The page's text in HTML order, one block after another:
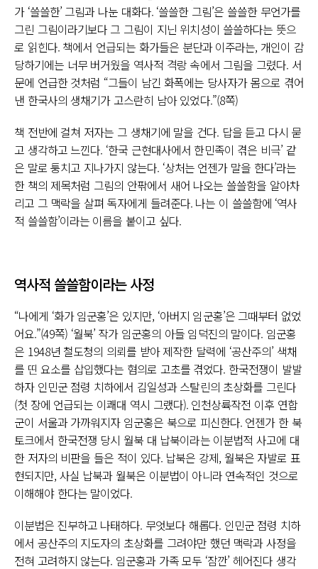
가 ‘쓸쓸한’ 그림과 나눈 대화다. ‘쓸쓸한 그림’은 쓸쓸한 무언가를
그린 그림이라기보다 그 그림이 지닌 위치성이 쓸쓸하다는 뜻으
로 읽힌다. 책에서 언급되는 화가들은 분단과 이주라는, 개인이 감
당하기에는 너무 버거웠을 역사적 격랑 속에서 그림을 그렸다. 서
문에 언급한 것처럼 “그들이 남긴 화폭에는 당사자가 몸으로 겪어
낸 한국사의 생채기가 고스란히 남아 있었다.”(8쪽)
책 전반에 걸쳐 저자는 그 생채기에 말을 건다. 답을 듣고 다시 묻
고 생각하고 느낀다. ‘한국 근현대사에서 한민족이 겪은 비극’ 같
은 말로 퉁치고 지나가지 않는다. ‘상처는 언젠가 말을 한다’라는
한 책의 제목처럼 그림의 안팎에서 새어 나오는 쓸쓸함을 알아차
리고 그 맥락을 살펴 독자에게 들려준다. 나는 이 쓸쓸함에 ‘역사
적 쓸쓸함’이라는 이름을 붙이고 싶다.
역사적 쓸쓸함이라는 사정
“나에게 ‘화가 임군홍’은 있지만, ‘아버지 임군홍’은 그때부터 없었
어요.”(49쪽) ‘월북’ 작가 임군홍의 아들 임덕진의 말이다. 임군홍
은 1948년 철도청의 의뢰를 받아 제작한 달력에 ‘공산주의’ 색채
를 띤 요소를 삽입했다는 혐의로 고초를 겪었다. 한국전쟁이 발발
하자 인민군 점령 치하에서 김일성과 스탈린의 초상화를 그린다
(첫 장에 언급되는 이쾌대 역시 그랬다). 인천상륙작전 이후 연합
군이 서울과 가까워지자 임군홍은 북으로 피신한다. 언젠가 한 북
토크에서 한국전쟁 당시 월북 대 납북이라는 이분법적 사고에 대
한 저자의 비판을 들은 적이 있다. 납북은 강제, 월북은 자발로 표
현되지만, 사실 납북과 월북은 이분법이 아니라 연속적인 것으로
이해해야 한다는 말이었다.
이분법은 진부하고 나태하다. 무엇보다 해롭다. 인민군 점령 치하
에서 공산주의 지도자의 초상화를 그려야만 했던 맥락과 사정을
전혀 고려하지 않는다. 임군홍과 가족 모두 ‘잠깐’ 헤어진다 생각